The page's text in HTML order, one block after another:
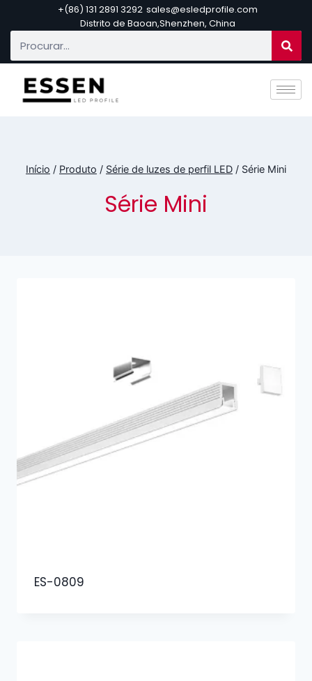
+(86) 131 2891 3292 sales@esledprofile.com
Distrito de Baoan,Shenzhen, China
Início / Produto / Série de luzes de perfil LED / Série Mini
Série Mini
ES-0809